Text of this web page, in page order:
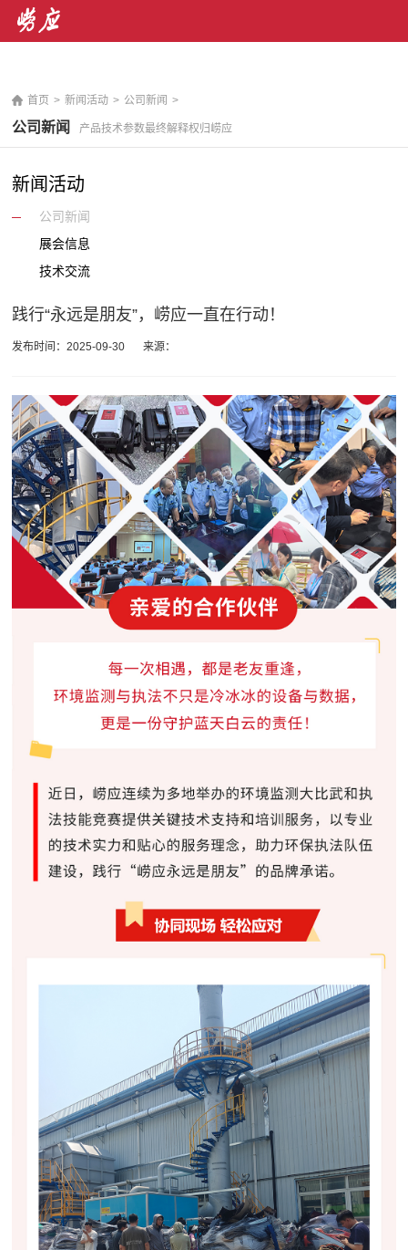
首页 > 新闻活动 > 公司新闻 >
公司新闻 产品技术参数最终解释权归崂应
新闻活动
公司新闻
展会信息
技术交流
践行“永远是朋友”，崂应一直在行动！
发布时间：2025-09-30 来源：